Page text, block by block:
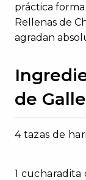
práctica forma
Rellenas de
agradan
de
4 tazas de
1 cucharadita